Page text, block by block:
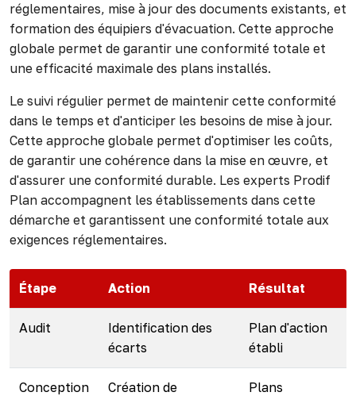
réglementaires, mise à jour des documents existants, et
formation des équipiers d'évacuation. Cette approche
globale permet de garantir une conformité totale et
une efficacité maximale des plans installés.
Le suivi régulier permet de maintenir cette conformité
dans le temps et d'anticiper les besoins de mise à jour.
Cette approche globale permet d'optimiser les coûts,
de garantir une cohérence dans la mise en œuvre, et
d'assurer une conformité durable. Les experts Prodif
Plan accompagnent les établissements dans cette
démarche et garantissent une conformité totale aux
exigences réglementaires.
Étape Action Résultat
Audit
Identification des
écarts
Plan d'action
établi
Conception
Création de
Plans